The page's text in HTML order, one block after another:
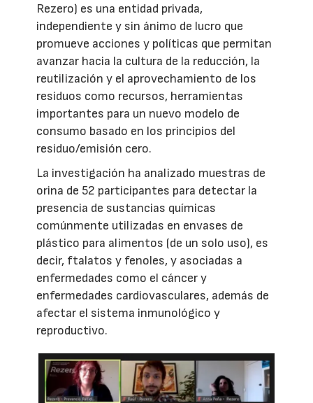
Rezero) es una entidad privada,
independiente y sin ánimo de lucro que
promueve acciones y políticas que permitan
avanzar hacia la cultura de la reducción, la
reutilización y el aprovechamiento de los
residuos como recursos, herramientas
importantes para un nuevo modelo de
consumo basado en los principios del
residuo/emisión cero.
La investigación ha analizado muestras de
orina de 52 participantes para detectar la
presencia de sustancias químicas
comúnmente utilizadas en envases de
plástico para alimentos (de un solo uso), es
decir, ftalatos y fenoles, y asociadas a
enfermedades como el cáncer y
enfermedades cardiovasculares, además de
afectar el sistema inmunológico y
reproductivo.